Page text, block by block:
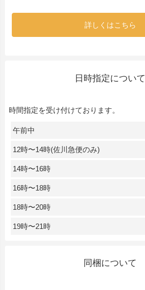
詳しくはこちら
日時指定について
時間指定を受け付けております。
午前中
12時〜14時(佐川急便のみ)
14時〜16時
16時〜18時
18時〜20時
19時〜21時
同梱について